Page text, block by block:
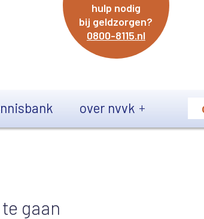
hulp nodig
bij geldzorgen?
0800-8115.nl
over nvvk
gaan